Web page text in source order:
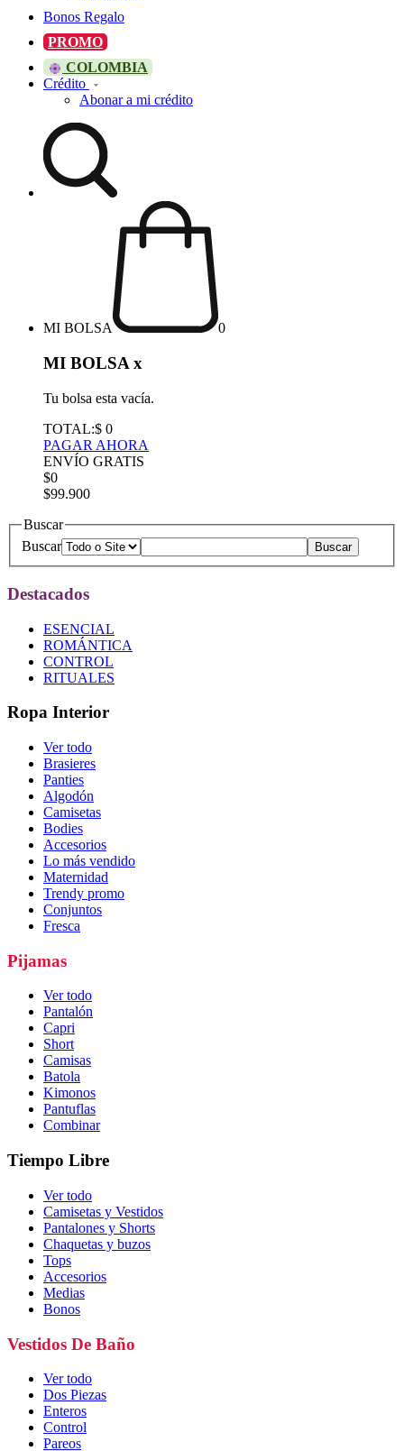
Bonos Regalo
PROMO
COLOMBIA
Crédito
Abonar a mi crédito
MI BOLSA 0
MI BOLSA x
Tu bolsa esta vacía.
TOTAL:$ 0
PAGAR AHORA
ENVÍO GRATIS
$0
$99.900
Buscar
Buscar
Destacados
ESENCIAL
ROMÁNTICA
CONTROL
RITUALES
Ropa Interior
Ver todo
Brasieres
Panties
Algodón
Camisetas
Bodies
Accesorios
Lo más vendido
Maternidad
Trendy promo
Conjuntos
Fresca
Pijamas
Ver todo
Pantalón
Capri
Short
Camisas
Batola
Kimonos
Pantuflas
Combinar
Tiempo Libre
Ver todo
Camisetas y Vestidos
Pantalones y Shorts
Chaquetas y buzos
Tops
Accesorios
Medias
Bonos
Vestidos De Baño
Ver todo
Dos Piezas
Enteros
Control
Pareos